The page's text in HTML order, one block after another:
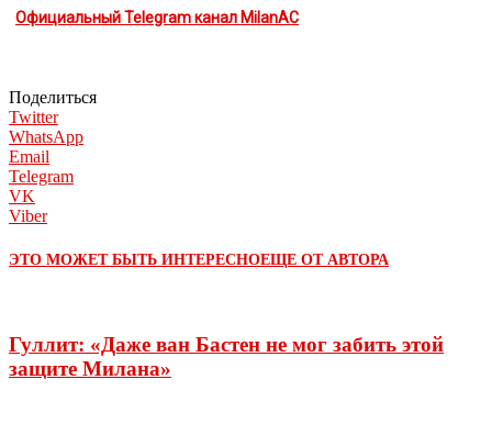
Официальный Telegram канал MilanAC
Поделиться
Twitter
WhatsApp
Email
Telegram
VK
Viber
ЭТО МОЖЕТ БЫТЬ ИНТЕРЕСНОЕЩЕ ОТ АВТОРА
Гуллит: «Даже ван Бастен не мог забить этой
защите Милана»